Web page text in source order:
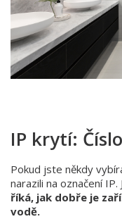
IP krytí:
Pokud jste někdy
narazili na označení
říká, jak dobře je
vodě.